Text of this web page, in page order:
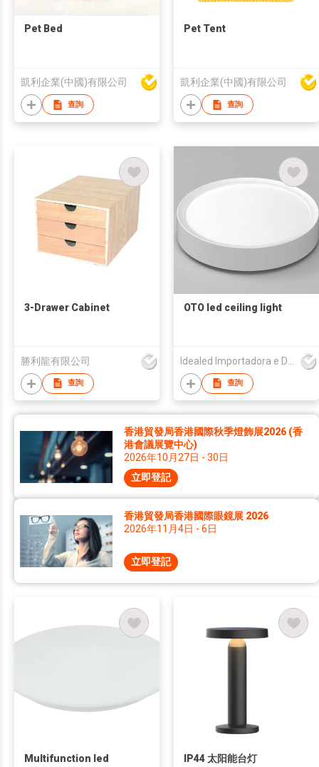
Pet Bed
凱利企業(中國)有限公司
查詢
Pet Tent
凱利企業(中國)有限公司
查詢
3-Drawer Cabinet
勝利龍有限公司
查詢
OTO led ceiling light
查詢
香港貿發局香港國際秋季燈飾展2026 (香
港會議展覽中心)
2026年10月27日 - 30日
立即登記
香港貿發局香港國際眼鏡展 2026
2026年11月4日 - 6日
立即登記
Multifunction led IP44 太阳能台灯